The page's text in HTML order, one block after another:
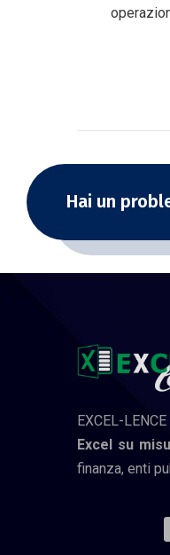
Hai un
EXCEL-
Excel su
finanza, enti